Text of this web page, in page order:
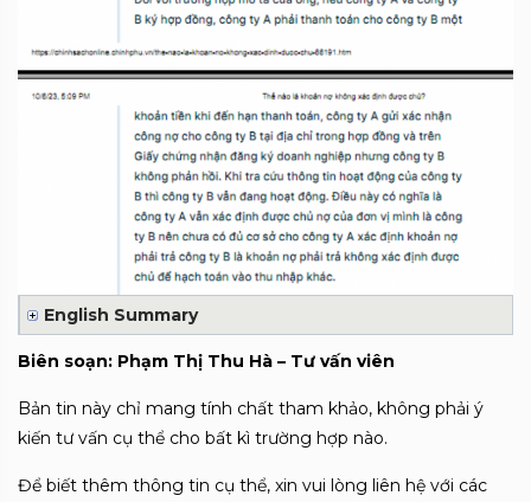
English Summary
Biên soạn: Phạm Thị Thu Hà – Tư vấn viên
Bản tin này chỉ mang tính chất tham khảo, không phải ý
kiến tư vấn cụ thể cho bất kì trường hợp nào.
Để biết thêm thông tin cụ thể, xin vui lòng liên hệ với các